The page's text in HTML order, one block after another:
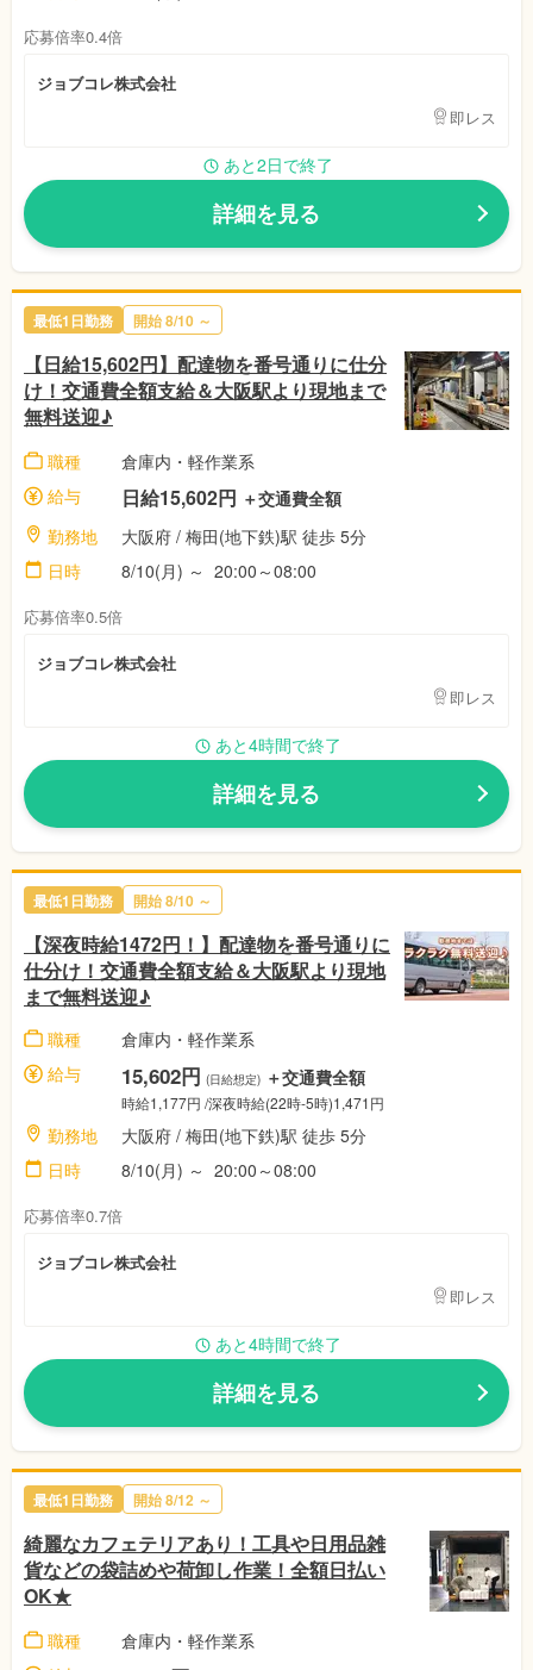
応募倍率0.4倍
ジョブコレ株式会社
即レス
あと2日で終了
詳細を見る
最低1日勤務 開始 8/10 ～
【日給15,602円】配達物を番号通りに仕分
け！交通費全額支給＆大阪駅より現地まで
無料送迎♪
職種
倉庫内・軽作業系
給与
日給15,602円 ＋交通費全額
勤務地
大阪府 / 梅田(地下鉄)駅 徒歩 5分
日時
8/10(月) ～ 20:00～08:00
応募倍率0.5倍
ジョブコレ株式会社
即レス
あと4時間で終了
詳細を見る
最低1日勤務 開始 8/10 ～
【深夜時給1472円！】配達物を番号通りに
仕分け！交通費全額支給＆大阪駅より現地
まで無料送迎♪
職種
倉庫内・軽作業系
給与
15,602円 (日給想定) ＋交通費全額
時給1,177円 /深夜時給(22時-5時)1,471円
勤務地
大阪府 / 梅田(地下鉄)駅 徒歩 5分
日時
8/10(月) ～ 20:00～08:00
応募倍率0.7倍
ジョブコレ株式会社
即レス
あと4時間で終了
詳細を見る
最低1日勤務 開始 8/12 ～
綺麗なカフェテリアあり！工具や日用品雑
貨などの袋詰めや荷卸し作業！全額日払い
OK★
職種
倉庫内・軽作業系